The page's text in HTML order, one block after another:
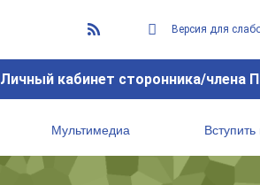
Версия для
Личный кабинет сторонника/члена
Мультимедиа